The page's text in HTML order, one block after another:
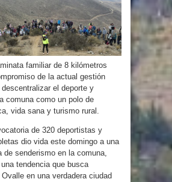
familiar de 8 kilómetros
de la actual gestión
el deporte y
comuna como un polo de
vida sana y turismo rural.
de 320 deportistas y
dio vida este domingo a una
de senderismo en la comuna,
tendencia que busca
en una verdadera ciudad